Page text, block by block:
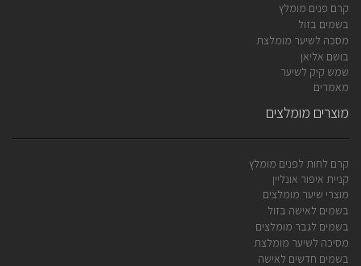
קרם פנים מומלץ
בשמים בזול
מסכה לשיער מומלצת
בושם אליאן
שמש קיק לשיער
מאמרים
מוצרים מומלצים
קרם לחות לפנים מומלץ
קניית איפור אונליין
מוצרי שיער מומלצים
בשמים לאישה בזול
בשמים לגבר מומלצים
מסיכה לשיער מומלצת
בשמים חדשים לאישה